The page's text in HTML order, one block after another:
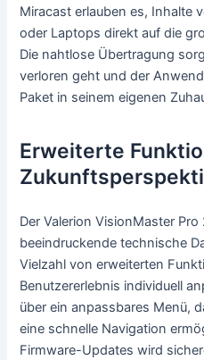
Miracast erlauben es, Inhalte
oder Laptops direkt auf die
Die nahtlose Übertragung
verloren geht und der
Paket in seinem eigenen
Erweiterte
Der Valerion VisionMaster
beeindruckende technische
Vielzahl von erweiterten
Benutzererlebnis individuell
über ein anpassbares Menü,
eine schnelle Navigation
Firmware-Updates wird